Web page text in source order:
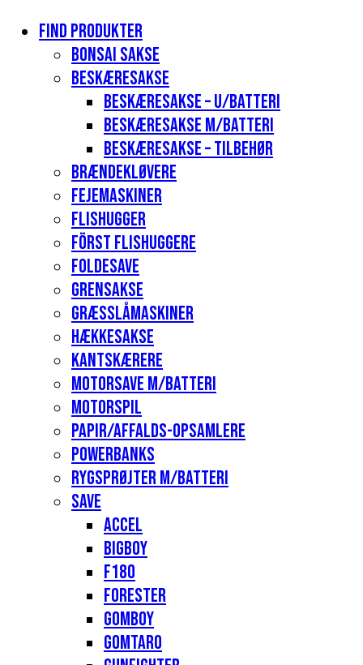
Find produkter
Bonsai sakse
Beskæresakse
Beskæresakse – u/batteri
Beskæresakse m/batteri
Beskæresakse – tilbehør
Brændekløvere
Fejemaskiner
Flishugger
Först flishuggere
Foldesave
Grensakse
Græsslåmaskiner
Hækkesakse
Kantskærere
Motorsave m/batteri
Motorspil
Papir/affalds-opsamlere
Powerbanks
Rygsprøjter m/batteri
Save
Accel
Bigboy
F180
Forester
Gomboy
Gomtaro